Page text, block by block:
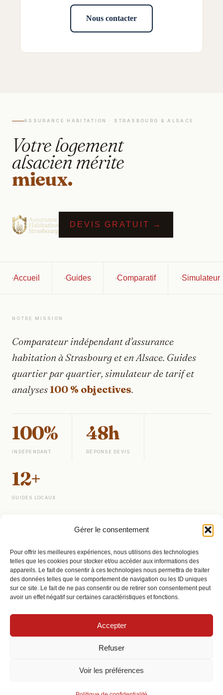
Gérer le consentement
Pour offrir les meilleures expériences, nous utilisons des technologies
telles que les cookies pour stocker et/ou accéder aux informations des
appareils. Le fait de consentir à ces technologies nous permettra de traiter
des données telles que le comportement de navigation ou les ID uniques
sur ce site. Le fait de ne pas consentir ou de retirer son consentement peut
avoir un effet négatif sur certaines caractéristiques et fonctions.
Accepter
Refuser
Voir les préférences
Nous contacter
ASSURANCE HABITATION · STRASBOURG & ALSACE
Votre logement
alsacien mérite
mieux.
DEVIS GRATUIT →
Accueil Guides Comparatif Simulateur
NOTRE MISSION
Comparateur indépendant d'assurance
habitation à Strasbourg et en Alsace. Guides
quartier par quartier, simulateur de tarif et
analyses100 % objectives.
100%
INDÉPENDANT
48h
RÉPONSE DEVIS
12+
GUIDES LOCAUX
LinkedIn
X / Twitter
publiées en toute indépendance éditoriale.